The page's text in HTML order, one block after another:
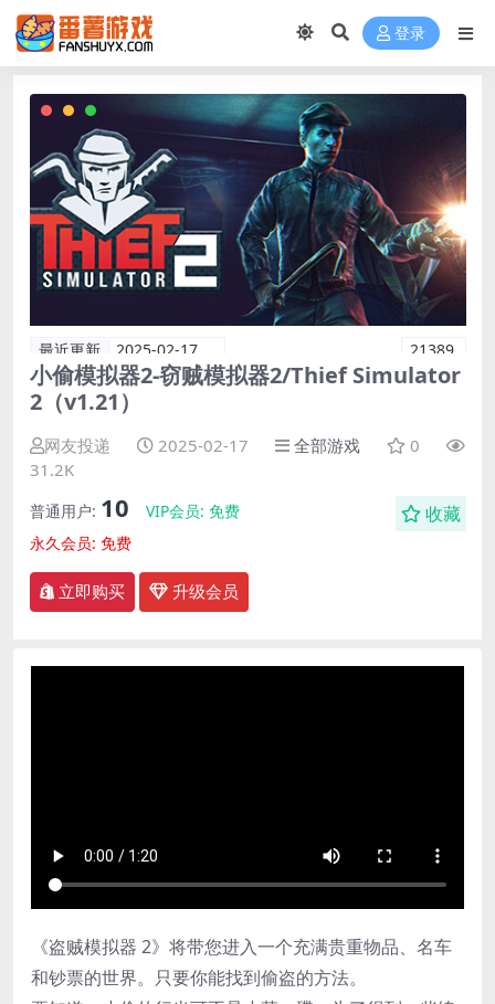
登录
最近更新 2025-02-17 21389
小偷模拟器2-窃贼模拟器2/Thief Simulator
2（v1.21）
网友投递 2025-02-17 全部游戏
0
31.2K
普通用户: 10 VIP会员: 免费
永久会员: 免费
收藏
立即购买 升级会员
《盗贼模拟器 2》将带您进入一个充满贵重物品、名车
和钞票的世界。只要你能找到偷盗的方法。